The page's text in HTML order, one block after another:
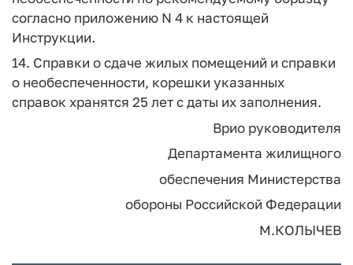
согласно приложению N 4 к настоящей
Инструкции.
14. Справки о сдаче жилых помещений и справки
о необеспеченности, корешки указанных
справок хранятся 25 лет с даты их заполнения.
Врио руководителя
Департамента жилищного
обеспечения Министерства
обороны Российской Федерации
М.КОЛЫЧЕВ